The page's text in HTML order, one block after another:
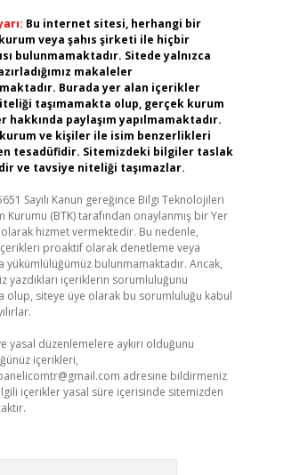
Bu internet sitesi, herhangi bir
veya şahıs şirketi ile hiçbir
bulunmamaktadır. Sitede yalnızca
makaleler
Burada yer alan içerikler
taşımamakta olup, gerçek kurum
hakkında paylaşım yapılmamaktadır.
ve kişiler ile isim benzerlikleri
tesadüfidir. Sitemizdeki bilgiler taslak
ve tavsiye niteliği taşımazlar.
Sayılı Kanun gereğince Bilgi Teknolojileri
Kurumu (BTK) tarafından onaylanmış bir Yer
olarak hizmet vermektedir. Bu nedenle,
proaktif olarak denetleme veya
yükümlülüğümüz bulunmamaktadır. Ancak,
yazdıkları içeriklerin sorumluluğunu
olup, siteye üye olarak bu sorumluluğu kabul
yasal düzenlemelere aykırı olduğunu
içerikleri,
adresine bildirmeniz
içerikler yasal süre içerisinde sitemizden